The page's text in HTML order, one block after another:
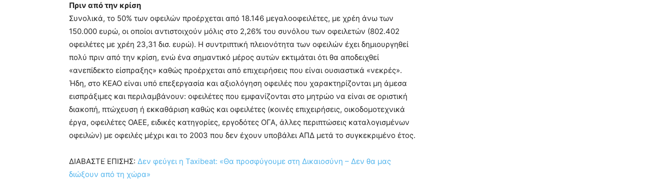
Πριν από την κρίση
Συνολικά, το 50% των οφειλών προέρχεται από 18.146 μεγαλοοφειλέτες, με χρέη άνω των
150.000 ευρώ, οι οποίοι αντιστοιχούν μόλις στο 2,26% του συνόλου των οφειλετών (802.402
οφειλέτες με χρέη 23,31 δισ. ευρώ). Η συντριπτική πλειονότητα των οφειλών έχει δημιουργηθεί
πολύ πριν από την κρίση, ενώ ένα σημαντικό μέρος αυτών εκτιμάται ότι θα αποδειχθεί
«ανεπίδεκτο είσπραξης» καθώς προέρχεται από επιχειρήσεις που είναι ουσιαστικά «νεκρές».
Ήδη, στο ΚΕΑΟ είναι υπό επεξεργασία και αξιολόγηση οφειλές που χαρακτηρίζονται μη άμεσα
εισπράξιμες και περιλαμβάνουν: οφειλέτες που εμφανίζονται στο μητρώο να είναι σε οριστική
διακοπή, πτώχευση ή εκκαθάριση καθώς και οφειλέτες (κοινές επιχειρήσεις, οικοδομοτεχνικά
έργα, οφειλέτες ΟΑΕΕ, ειδικές κατηγορίες, εργοδότες ΟΓΑ, άλλες περιπτώσεις καταλογισμένων
οφειλών) με οφειλές μέχρι και το 2003 που δεν έχουν υποβάλει ΑΠΔ μετά το συγκεκριμένο έτος.
ΔΙΑΒΑΣΤΕ ΕΠΙΣΗΣ: Δεν φεύγει η Taxibeat: «Θα προσφύγουμε στη Δικαιοσύνη – Δεν θα μας
διώξουν από τη χώρα»